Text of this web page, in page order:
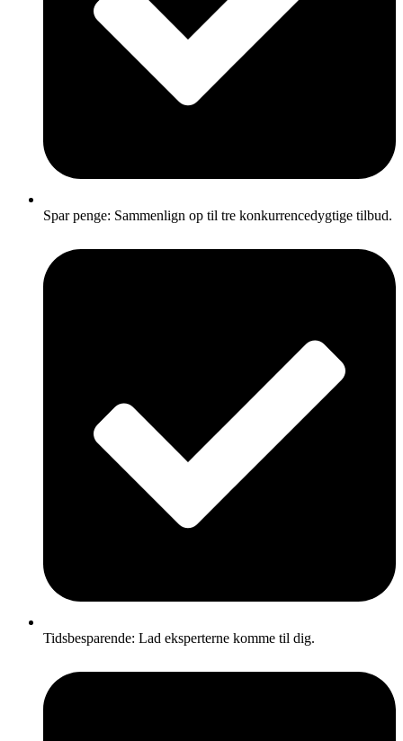
Spar penge: Sammenlign op til tre konkurrencedygtige tilbud.
Tidsbesparende: Lad eksperterne komme til dig.